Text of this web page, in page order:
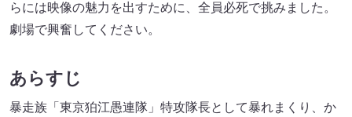
らには映像の魅力を出すために、全員必死で挑みました。
劇場で興奮してください。
あらすじ
暴走族「東京狛江愚連隊」特攻隊長として暴れまくり、か